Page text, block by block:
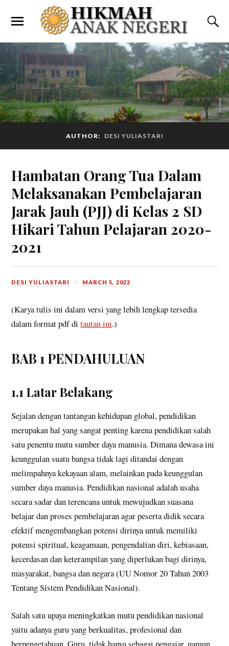
AUTHOR: DESI YULIASTARI
Hambatan Orang Tua Dalam
Melaksanakan Pembelajaran
Jarak Jauh (PJJ) di Kelas 2 SD
Hikari Tahun Pelajaran 2020-
2021
DESI YULIASTARI MARCH 5, 2022
(Karya tulis ini dalam versi yang lebih lengkap tersedia
dalam format pdf ditautan ini.)
BAB 1 PENDAHULUAN
1.1 Latar Belakang
Sejalan dengan tantangan kehidupan global, pendidikan
merupakan hal yang sangat penting karena pendidikan salah
satu penentu mutu sumber daya manusia. Dimana dewasa ini
keunggulan suatu bangsa tidak lagi ditandai dengan
melimpahnya kekayaan alam, melainkan pada keunggulan
sumber daya manusia. Pendidikan nasional adalah usaha
secara sadar dan terencana untuk mewujudkan suasana
belajar dan proses pembelajaran agar peserta didik secara
efektif mengembangkan potensi dirinya untuk memiliki
potensi spiritual, keagamaan, pengendalian diri, kebiasaan,
kecerdasan dan keterampilan yang diperlukan bagi dirinya,
masyarakat, bangsa dan negara (UU Nomor 20 Tahun 2003
Tentang Sistem Pendidikan Nasional).
Salah satu upaya meningkatkan mutu pendidikan nasional
yaitu adanya guru yang berkualitas, profesional dan
berpengetahuan. Guru, tidak hanya sebagai pengajar, namun